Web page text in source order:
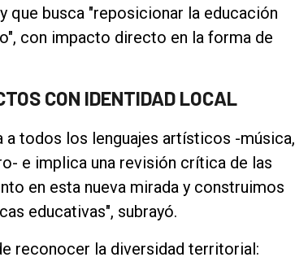
que busca "reposicionar la educación
con impacto directo en la forma de
CON IDENTIDAD LOCAL
todos los lenguajes artísticos -música,
e implica una revisión crítica de las
en esta nueva mirada y construimos
educativas", subrayó.
reconocer la diversidad territorial: